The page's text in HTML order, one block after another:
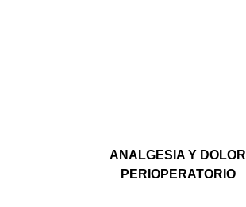
ANALGESIA Y DOLOR
PERIOPERATORIO